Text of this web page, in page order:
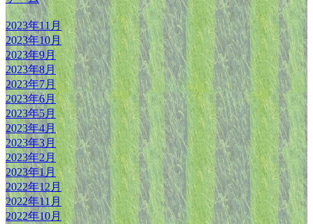
2023年11月
2023年10月
2023年9月
2023年8月
2023年7月
2023年6月
2023年5月
2023年4月
2023年3月
2023年2月
2023年1月
2022年12月
2022年11月
2022年10月